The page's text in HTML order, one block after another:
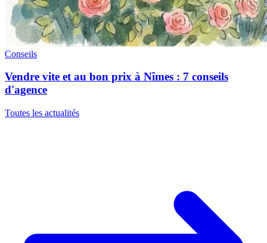
Conseils
Vendre vite et au bon prix à Nîmes : 7 conseils
d'agence
Toutes les actualités